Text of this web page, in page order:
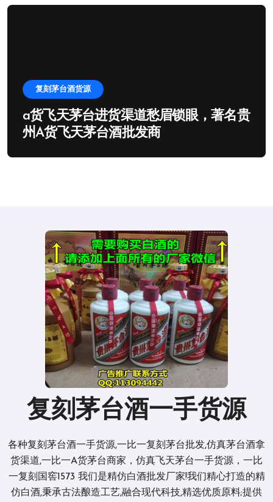
复刻茅台酒货源
a货飞天茅台进货渠道愁眉锁眼，著名贵
州A货飞天茅台酒批发商
复刻茅台酒一手货源
各种复刻茅台酒一手货源,一比一复刻茅台批发,仿真茅台酒拿
货渠道,一比一A货茅台商家，仿真飞天茅台一手货源，一比
一复刻国窖1573 我们是精仿白酒批发厂家!我们精心打造的精
仿白酒,秉承古法酿造工艺,融合现代科技,精选优质原料;提供